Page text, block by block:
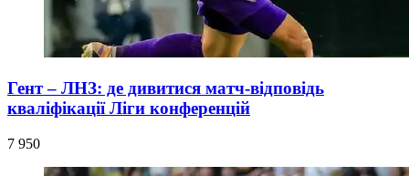
Гент – ЛНЗ: де дивитися матч-відповідь
кваліфікації Ліги конференцій
7 950